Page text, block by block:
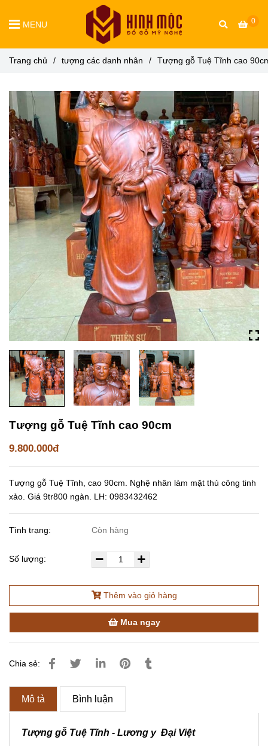
0
MENU
Trang chủ / tượng các danh nhân / Tượng gỗ Tuệ Tĩnh cao
Tượng gỗ Tuệ Tĩnh cao 90cm
9.800.000đ
Tượng gỗ Tuệ Tĩnh, cao 90cm. Nghệ nhân làm mặt thủ công tinh
xảo. Giá 9tr800 ngàn. LH: 0983432462
Tình trạng: Còn hàng
Số lượng:
Thêm vào giỏ hàng
Mua ngay
Chia sẻ:
Mô tả Bình luận
Tượng gỗ Tuệ Tĩnh - Lương y Đại Việt